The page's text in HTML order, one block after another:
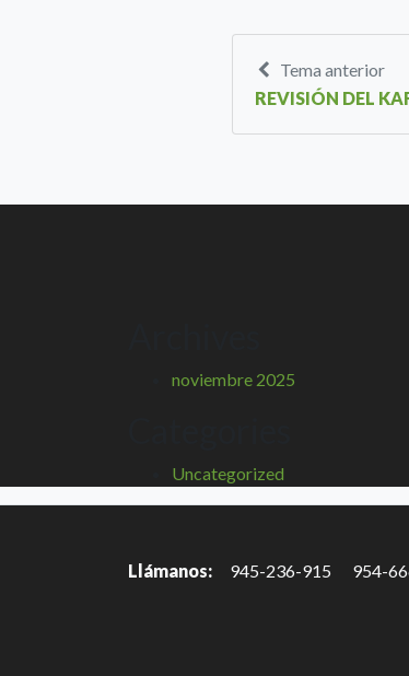
Tema anterior
REVISIÓN DEL
noviembre 2025
Uncategorized
Llámanos: 945-236-915 954-